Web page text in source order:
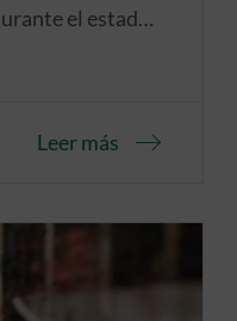
el estado
Leer más